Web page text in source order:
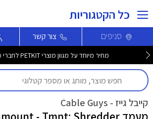
כל הקטגוריות
סניפים צור קשר
מחיר מיוחד על מגוון מוצרי PETKIT לחברי מועדון >>
קייבל גייז - Cable Guys